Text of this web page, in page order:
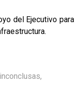
del Ejecutivo para
,